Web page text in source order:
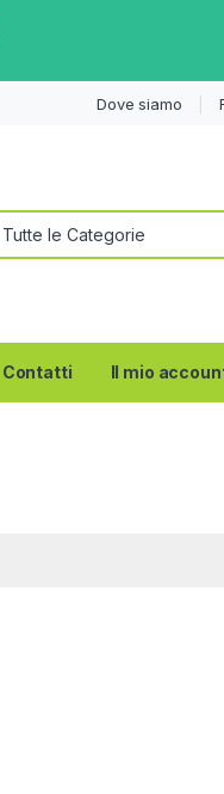
Dove siamo
Contatti Il mio